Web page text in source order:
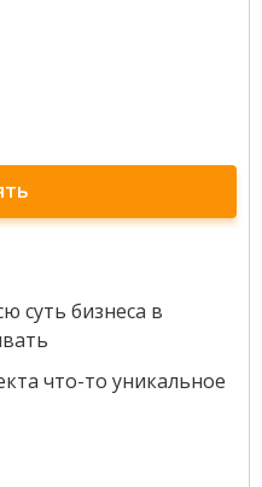
суть бизнеса в
что-то уникальное